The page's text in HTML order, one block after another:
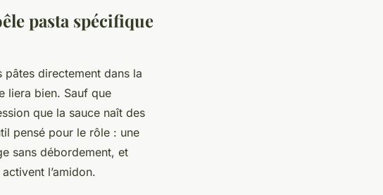
pasta spécifique
pâtes directement dans la
liera bien. Sauf que
que la sauce naît des
pensé pour le rôle : une
sans débordement, et
l’amidon.